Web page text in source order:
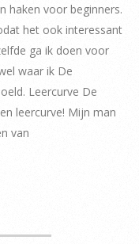
haken voor beginners.
het ook interessant
ga ik doen voor
waar ik De
Leercurve De
leercurve! Mijn man
van